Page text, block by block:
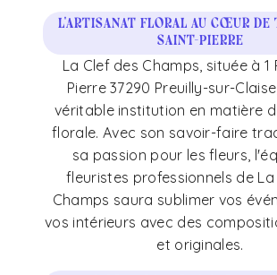
L'artisanat floral au cœur de
Saint-Pierre
La Clef des Champs, située à 1
Pierre 37290 Preuilly-sur-
véritable institution en matière
florale. Avec son savoir-faire
sa passion pour les fleurs,
fleuristes professionnels de
Champs saura sublimer vos
vos intérieurs avec des
et originales.